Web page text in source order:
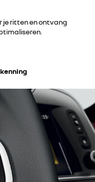
je ritten en ontvang